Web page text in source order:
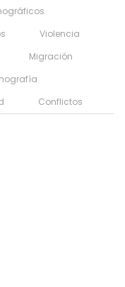
Violencia
Migración
Conflictos